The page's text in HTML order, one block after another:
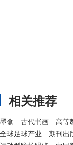
相关推荐
墨盒 古代书画 高等
全球足球产业
期刊出